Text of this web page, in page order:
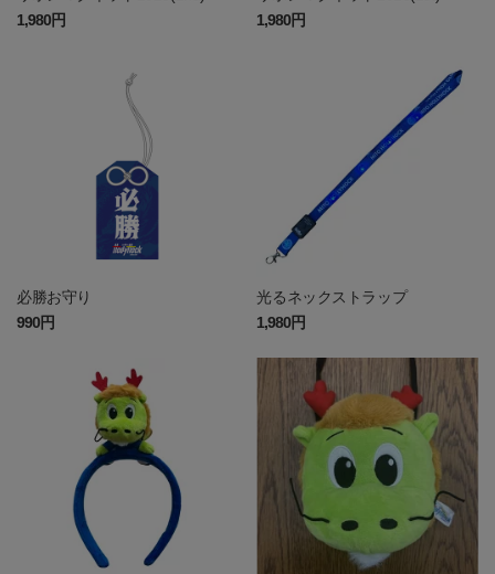
1,980円
1,980円
必勝お守り
990円
光るネックストラップ
1,980円